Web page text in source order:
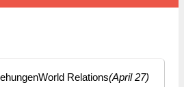
World Relations(April 27)